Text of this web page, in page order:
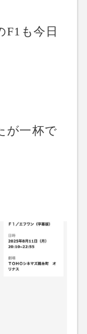
F1も今日
が一杯で